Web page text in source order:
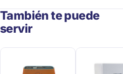
También te puede
servir